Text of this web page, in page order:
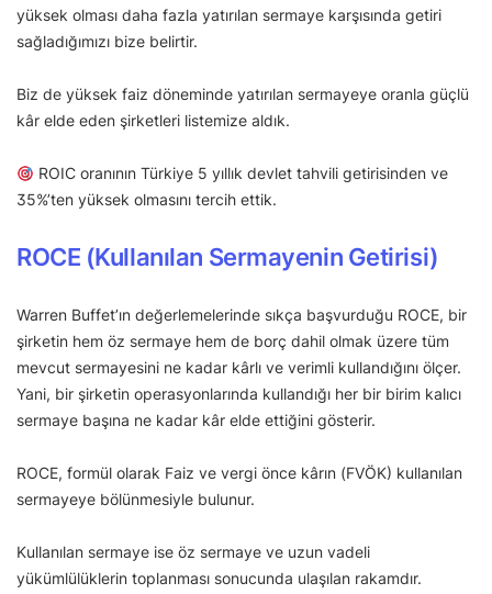
yüksek olması daha fazla yatırılan sermaye karşısında getiri
sağladığımızı bize belirtir.
Biz de yüksek faiz döneminde yatırılan sermayeye oranla güçlü
kâr elde eden şirketleri listemize aldık.
ROIC oranının Türkiye 5 yıllık devlet tahvili getirisinden ve
35%’ten yüksek olmasını tercih ettik.
ROCE (Kullanılan Sermayenin Getirisi)
Warren Buffet’ın değerlemelerinde sıkça başvurduğu ROCE, bir
şirketin hem öz sermaye hem de borç dahil olmak üzere tüm
mevcut sermayesini ne kadar kârlı ve verimli kullandığını ölçer.
Yani, bir şirketin operasyonlarında kullandığı her bir birim kalıcı
sermaye başına ne kadar kâr elde ettiğini gösterir.
ROCE, formül olarak Faiz ve vergi önce kârın (FVÖK) kullanılan
sermayeye bölünmesiyle bulunur.
Kullanılan sermaye ise öz sermaye ve uzun vadeli
yükümlülüklerin toplanması sonucunda ulaşılan rakamdır.